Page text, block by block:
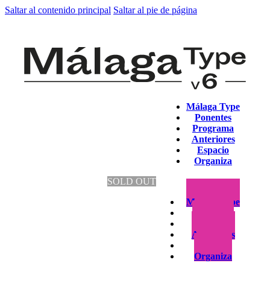
Saltar al contenido principal Saltar al pie de página
Málaga Type
Ponentes
Programa
Anteriores
Espacio
Organiza
Málaga Type
Anteriores
Organiza
SOLD OUT